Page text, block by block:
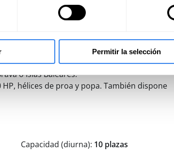
Permitir la selección
elección para alquileres de dia e incluso
o Islas Baleares.
hélices de proa y popa. También dispone
y las comodidades que un yate de su
de musica etc.
Capacidad (diurna): 10 plazas